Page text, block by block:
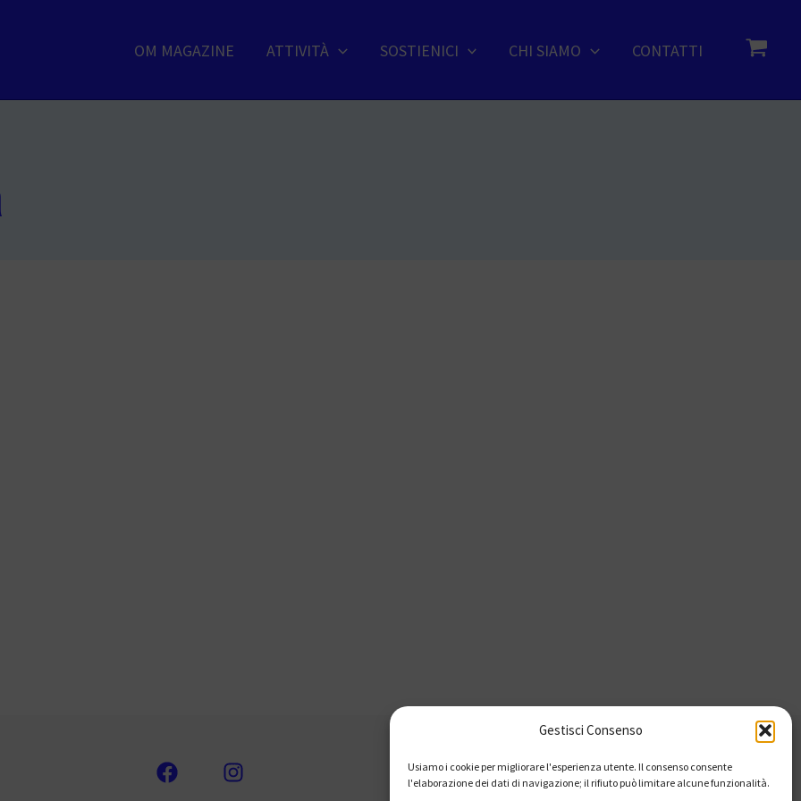
Gestisci Consenso
Usiamo i cookie per migliorare l'esperienza utente. Il consenso consente
l'elaborazione dei dati di navigazione; il rifiuto può limitare alcune funzionalità.
OM MAGAZINE ATTIVITÀ SOSTIENICI CHI SIAMO CONTATTI